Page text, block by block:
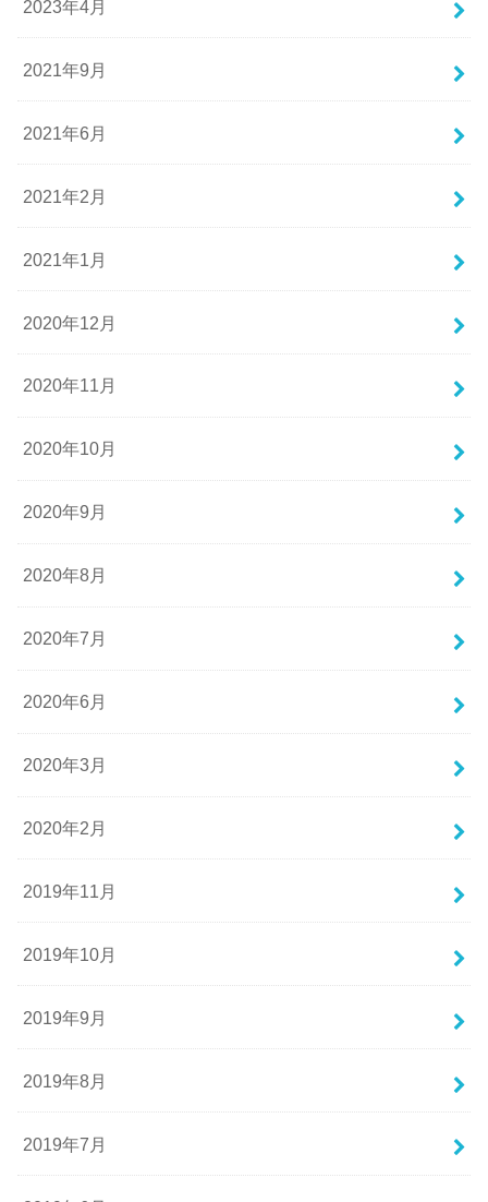
2023年4月
2021年9月
2021年6月
2021年2月
2021年1月
2020年12月
2020年11月
2020年10月
2020年9月
2020年8月
2020年7月
2020年6月
2020年3月
2020年2月
2019年11月
2019年10月
2019年9月
2019年8月
2019年7月